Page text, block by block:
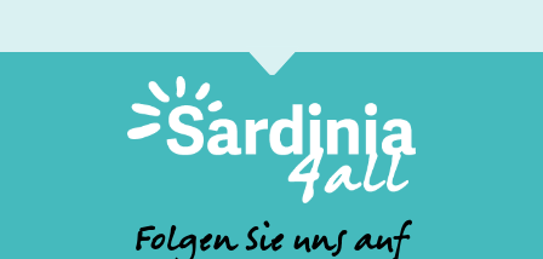
Folgen Sie uns auf